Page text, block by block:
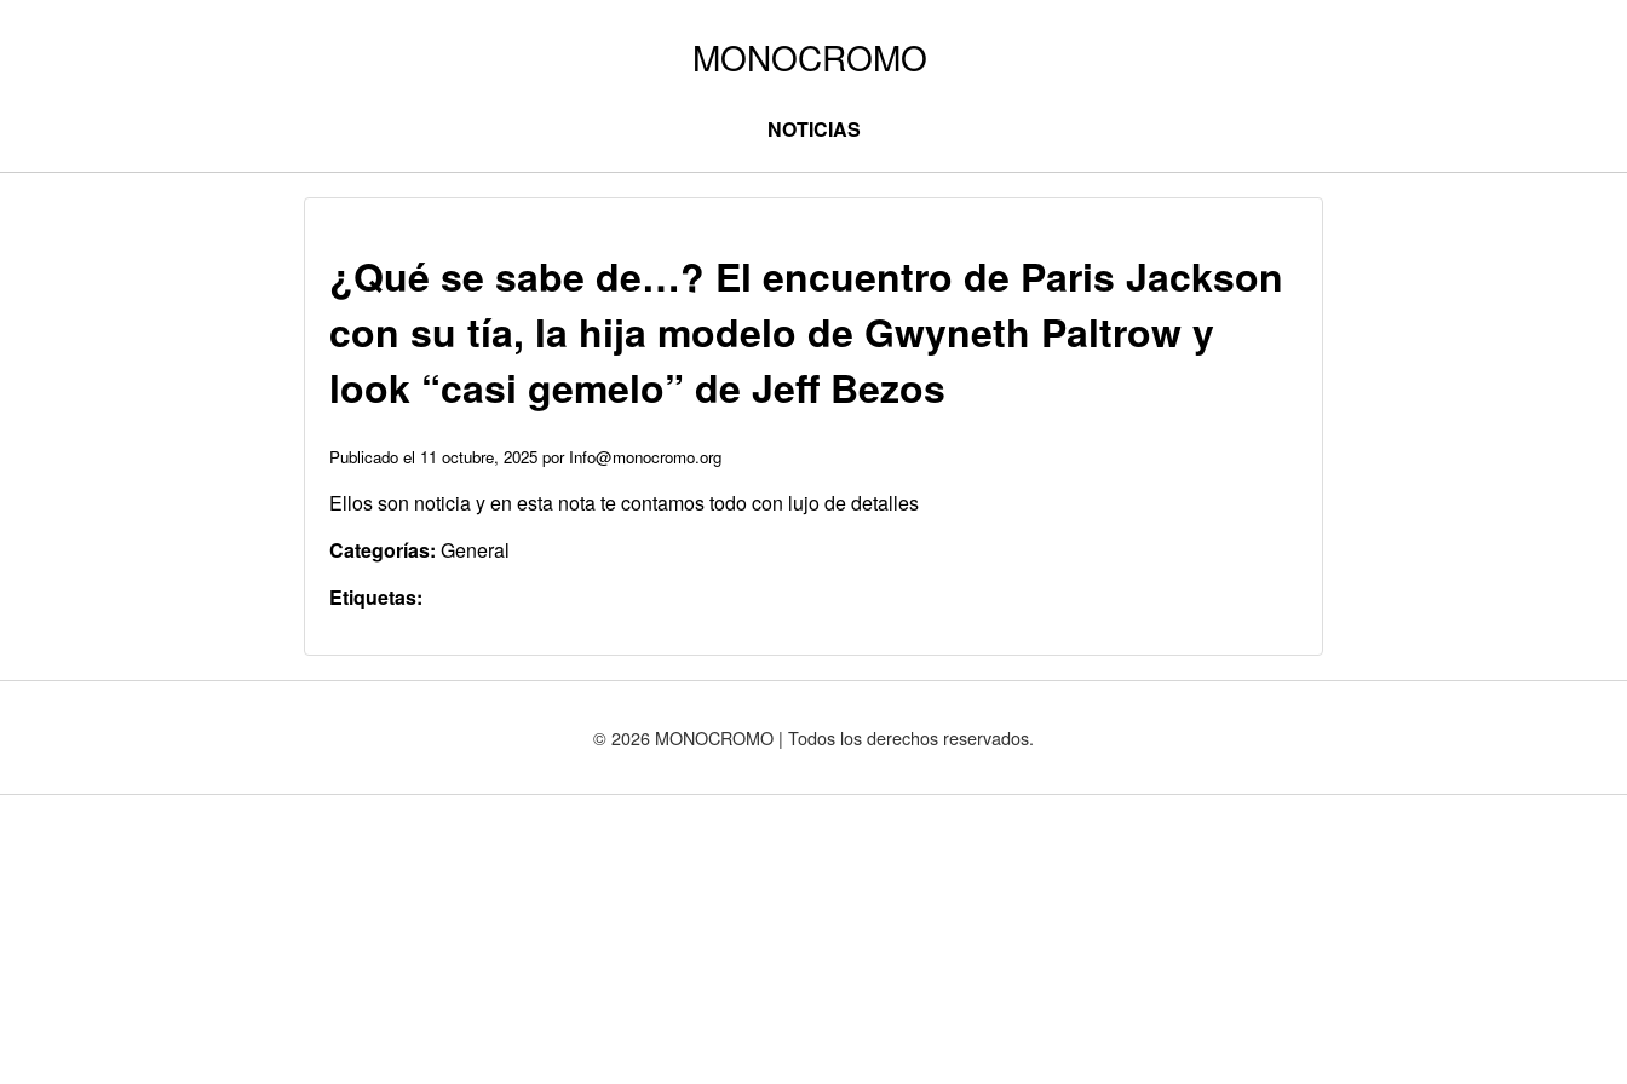
NOTICIAS
¿Qué se sabe de…? El encuentro de Paris Jackson
con su tía, la hija modelo de Gwyneth Paltrow y
look “casi gemelo” de Jeff Bezos
Publicado el 11 octubre, 2025 por Info@monocromo.org
Ellos son noticia y en esta nota te contamos todo con lujo de detalles
Categorías: General
Etiquetas:
© 2026 MONOCROMO | Todos los derechos reservados.